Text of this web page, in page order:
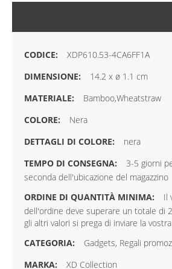
XDP610.53-4CA6FF1A
14.2 x ø 1.1 cm
Bamboo,Wheatstraw
Nera
nera
3-5 giorni
seconda dell'ubicazione del magazzino
Il
dell'ordine deve superare un totale di
gli altri valori si prega di inviare la
Gadgets, Regali
XD Collection